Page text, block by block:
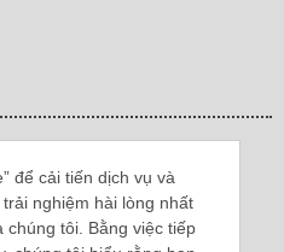
để cải tiến dịch vụ và
nghiệm hài lòng nhất
chúng tôi. Bằng việc tiếp